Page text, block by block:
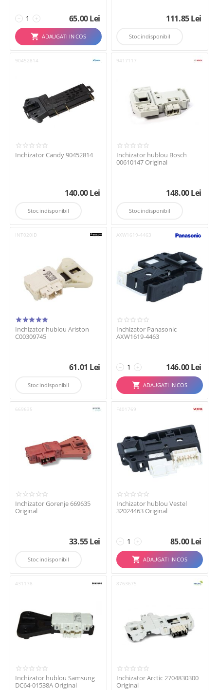
+
− 65.00Lei
ADAUGATI IN COS
111.85Lei
Stoc indisponibil
90452814
Inchizator Candy 90452814
140.00Lei
Stoc indisponibil
9417117
Inchizator hublou Bosch
00610147 Original
148.00Lei
Stoc indisponibil
INT020ID
Inchizator hublou Ariston
C00309745
61.01 Lei
Stoc indisponibil
AXW1619-4463
Inchizator Panasonic
AXW1619-4463
+
− 146.00Lei
ADAUGATI IN COS
669635
Inchizator Gorenje 669635
Original
33.55Lei
Stoc indisponibil
F401769
Inchizator hublou Vestel
32024463 Original
+
− 85.00Lei
ADAUGATI IN COS
431178
Inchizator hublou Samsung
DC64-01538A Original
8763675
Inchizator Arctic 2704830300
Original